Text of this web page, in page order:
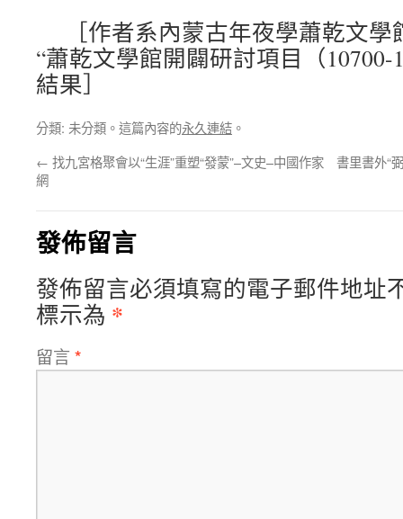
［作者系內蒙古年夜學蕭乾文
“蕭乾文學館開闢研討項目（10700-
結果］
分類: 未分類。這篇內容的永久連結 。
← 找九宮格聚會以“生涯”重塑“發蒙”–文史–中國作家
網
書里書外“
發佈留言
發佈留言必須填寫的電子郵件地址
標示為 *
留言 *